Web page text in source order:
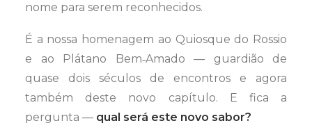
nome para serem reconhecidos.
É a nossa homenagem ao Quiosque do Rossio
e ao Plátano Bem‑Amado — guardião de
quase dois séculos de encontros e agora
também deste novo capítulo. E fica a
pergunta — qual será este novo sabor?